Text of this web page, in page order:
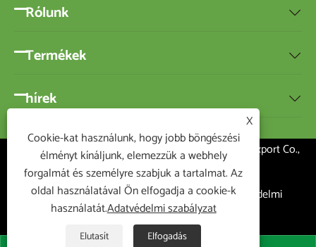
Rólunk 
Termékek 
hírek 
Copyright ©2020 Ningbo BEST-HOME Import and Export Co.,
Ltd.Minden jog fenntartva
Links | Sitemap | RSS | XML | Adatvédelmi
szabályzat |
X
Cookie-kat használunk, hogy jobb böngészési
élményt kínáljunk, elemezzük a webhely
forgalmát és személyre szabjuk a tartalmat. Az
oldal használatával Ön elfogadja a cookie-k
használatát.Adatvédelmi szabályzat
Elutasít Elfogadás